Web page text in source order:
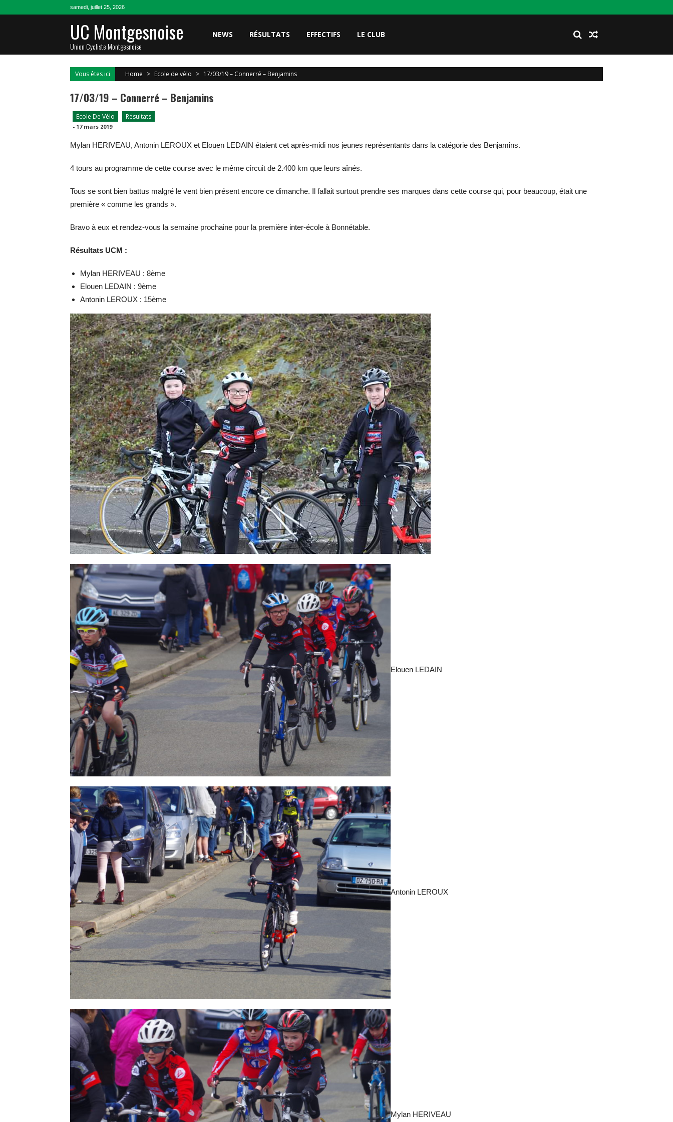
samedi, juillet 25, 2026
UC Montgesnoise
Union Cycliste Montgesnoise
NEWS RÉSULTATS EFFECTIFS LE CLUB
Vous êtes ici Home > Ecole de vélo > 17/03/19 – Connerré – Benjamins
17/03/19 – Connerré – Benjamins
Ecole De Vélo Résultats
- 17 mars 2019
Mylan HERIVEAU, Antonin LEROUX et Elouen LEDAIN étaient cet après-midi nos jeunes représentants dans la catégorie des Benjamins.
4 tours au programme de cette course avec le même circuit de 2.400 km que leurs aînés.
Tous se sont bien battus malgré le vent bien présent encore ce dimanche. Il fallait surtout prendre ses marques dans cette course qui, pour beaucoup, était une
première « comme les grands ».
Bravo à eux et rendez-vous la semaine prochaine pour la première inter-école à Bonnétable.
Résultats UCM :
Mylan HERIVEAU : 8ème
Elouen LEDAIN : 9ème
Antonin LEROUX : 15ème
Elouen LEDAIN
Antonin LEROUX
Mylan HERIVEAU